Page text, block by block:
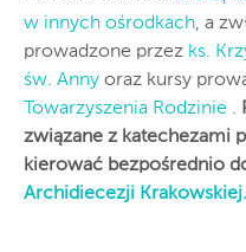
w innych ośrodkach, a
prowadzone przez ks.
św. Anny oraz kursy
Towarzyszenia Rodzinie .
związane z katechezami
kierować bezpośrednio
Archidiecezji Krakowskiej.